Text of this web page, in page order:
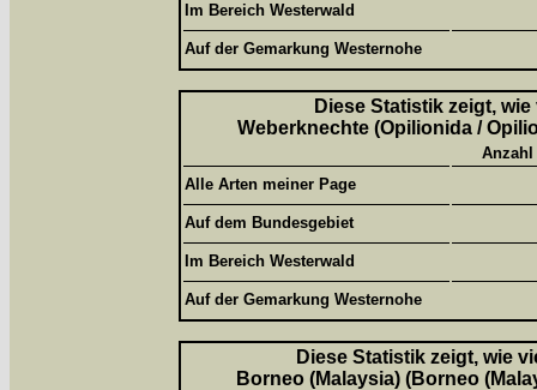
Im Bereich Westerwald
Auf der Gemarkung Westernohe
Diese Statistik zeigt,
Weberknechte (Opilionida /
Alle Arten meiner Page
Auf dem Bundesgebiet
Im Bereich Westerwald
Auf der Gemarkung Westernohe
Diese Statistik zeigt, wie
Borneo (Malaysia) (Borneo